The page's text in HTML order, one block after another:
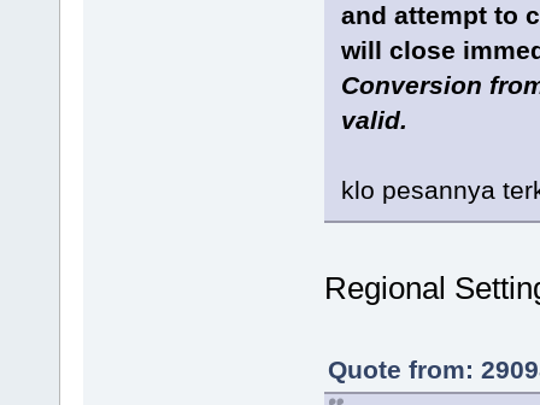
and attempt to
will close
Conversion
valid.
klo pesannya
Regional
Quote from: